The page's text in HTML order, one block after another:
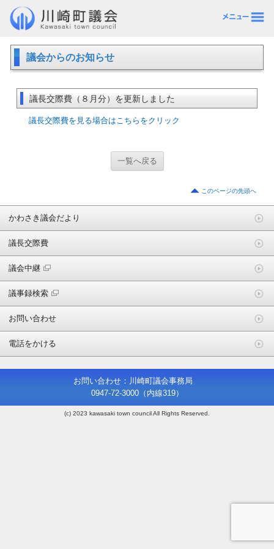
議会からのお知らせ
議長交際費（８月分）を更新しました
議長交際費を見る場合はこちらをクリック
一覧へ戻る
このページの先頭へ
かわさき議会だより
議長交際費
議会中継
議事録検索
お問い合わせ
電話をかける
お問い合わせ：川崎町議会事務局
0947-72-3000（内線319）
(c) 2023 kawasaki town council All Rights Reserved.